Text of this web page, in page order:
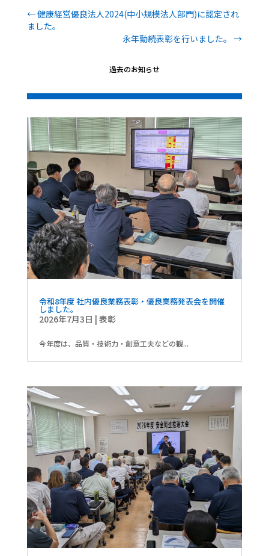
←健康経営優良法人2024(中小規模法人部門)に認定され
ました。
永年勤続表彰を行いました。 →
過去のお知らせ
令和8年度 社内優良業務表彰・優良業務発表会を開催
しました。
2026年7月3日 | 表彰
今年度は、品質・技術力・創意工夫などの観...